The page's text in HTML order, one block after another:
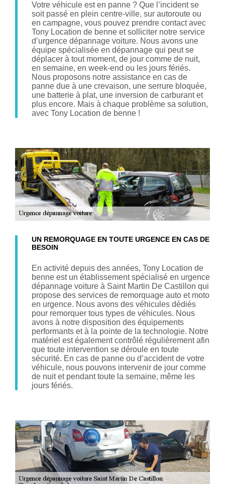
Votre véhicule est en panne ? Que l’incident se
soit passé en plein centre-ville, sur autoroute ou
en campagne, vous pouvez prendre contact avec
Tony Location de benne et solliciter notre service
d’urgence dépannage voiture. Nous avons une
équipe spécialisée en dépannage qui peut se
déplacer à tout moment, de jour comme de nuit,
en semaine, en week-end ou les jours fériés.
Nous proposons notre assistance en cas de
panne due à une crevaison, une serrure bloquée,
une batterie à plat, une inversion de carburant et
plus encore. Mais à chaque problème sa solution,
avec Tony Location de benne !
UN REMORQUAGE EN TOUTE URGENCE EN CAS DE
BESOIN
En activité depuis des années, Tony Location de
benne est un établissement spécialisé en urgence
dépannage voiture à Saint Martin De Castillon qui
propose des services de remorquage auto et moto
en urgence. Nous avons des véhicules dédiés
pour remorquer tous types de véhicules. Nous
avons à notre disposition des équipements
performants et à la pointe de la technologie. Notre
matériel est également contrôlé régulièrement afin
que toute intervention se déroule en toute
sécurité. En cas de panne ou d’accident de votre
véhicule, nous pouvons intervenir de jour comme
de nuit et pendant toute la semaine, même les
jours fériés.